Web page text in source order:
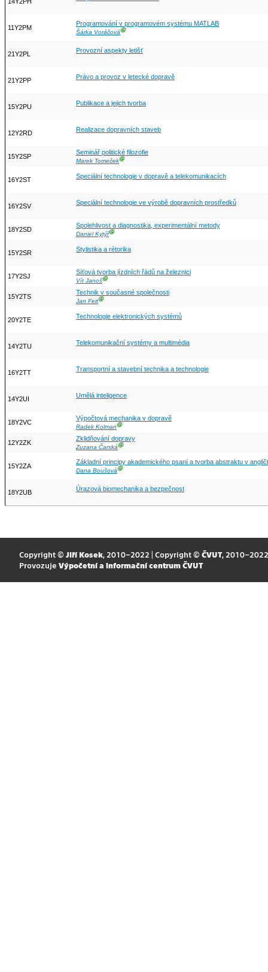
14Y2PH
11Y2PM
Programování v programovém systému MATLAB
Šárka VoráčováⒼ
21Y2PL Provozní aspekty letišť
21Y2PP Právo a provoz v letecké dopravě
15Y2PU Publikace a jejich tvorba
12Y2RD Realizace dopravních staveb
15Y2SP
Seminář politické filozofie
Marek TomečekⒼ
16Y2ST Speciální technologie v dopravě a telekomunikacích
16Y2SV Speciální technologie ve výrobě dopravních prostředků
18Y2SD
Spolehlivost a diagnostika, experimentální metody
Daniel KytýřⒼ
15Y2SR Stylistika a rétorika
17Y2SJ
Síťová tvorba jízdních řádů na železnici
Vít JanošⒼ
15Y2TS
Technik v současné společnosti
Jan FeitⒼ
20Y2TE Technologie elektronických systémů
14Y2TU Telekomunikační systémy a multimédia
16Y2TT Transportní a stavební technika a technologie
14Y2UI Umělá inteligence
18Y2VC
Výpočtová mechanika v dopravě
Radek KolmanⒼ
12Y2ZK
Zklidňování dopravy
Zuzana ČarskáⒼ
15Y2ZA
Základní principy akademického psaní a tvorba abstraktu v
Dana BoušováⒼ
18Y2UB Úrazová biomechanika a bezpečnost
Copyright © Jiří Kosek, 2010–2022 | Copyright © ČVUT, 2010–2022
Provozuje Výpočetní a informační centrum ČVUT